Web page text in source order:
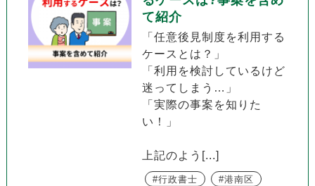
て紹介
「任意後見制度を利用する
ケースとは？」
「利用を検討しているけど
迷ってしまう…」
「実際の事案を知りた
い！」
上記のよう[...]
行政書士
港南区